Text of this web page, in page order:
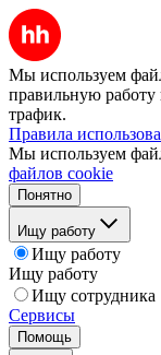
Мы используем
правильную работу
трафик.
Правила
Мы используем
файлов cookie
Понятно
Ищу работу
Ищу работу
Ищу работу
Ищу сотрудника
Сервисы
Помощь